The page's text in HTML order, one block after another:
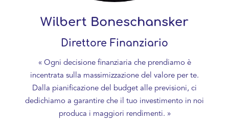
Wilbert Boneschansker
Direttore Finanziario
« Ogni decisione finanziaria che prendiamo è
incentrata sulla massimizzazione del valore per te.
Dalla pianificazione del budget alle previsioni, ci
dedichiamo a garantire che il tuo investimento in noi
produca i maggiori rendimenti. »